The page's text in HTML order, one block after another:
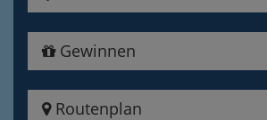
Gewinnen
Routenplan